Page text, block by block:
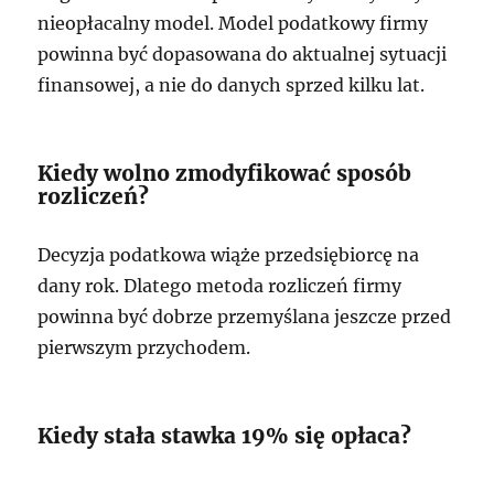
nieopłacalny model. Model podatkowy firmy
powinna być dopasowana do aktualnej sytuacji
finansowej, a nie do danych sprzed kilku lat.
Kiedy wolno zmodyfikować sposób
rozliczeń?
Decyzja podatkowa wiąże przedsiębiorcę na
dany rok. Dlatego metoda rozliczeń firmy
powinna być dobrze przemyślana jeszcze przed
pierwszym przychodem.
Kiedy stała stawka 19% się opłaca?